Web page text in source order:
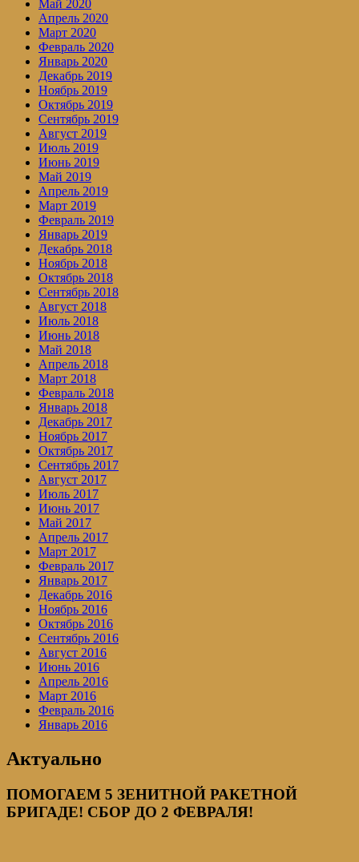
Май 2020
Апрель 2020
Март 2020
Февраль 2020
Январь 2020
Декабрь 2019
Ноябрь 2019
Октябрь 2019
Сентябрь 2019
Август 2019
Июль 2019
Июнь 2019
Май 2019
Апрель 2019
Март 2019
Февраль 2019
Январь 2019
Декабрь 2018
Ноябрь 2018
Октябрь 2018
Сентябрь 2018
Август 2018
Июль 2018
Июнь 2018
Май 2018
Апрель 2018
Март 2018
Февраль 2018
Январь 2018
Декабрь 2017
Ноябрь 2017
Октябрь 2017
Сентябрь 2017
Август 2017
Июль 2017
Июнь 2017
Май 2017
Апрель 2017
Март 2017
Февраль 2017
Январь 2017
Декабрь 2016
Ноябрь 2016
Октябрь 2016
Сентябрь 2016
Август 2016
Июнь 2016
Апрель 2016
Март 2016
Февраль 2016
Январь 2016
Актуально
ПОМОГАЕМ 5 ЗЕНИТНОЙ РАКЕТНОЙ
БРИГАДЕ! СБОР ДО 2 ФЕВРАЛЯ!